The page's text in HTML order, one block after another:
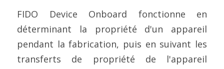
FIDO Device Onboard fonctionne en
déterminant la propriété d'un appareil
pendant la fabrication, puis en suivant les
transferts de propriété de l'appareil